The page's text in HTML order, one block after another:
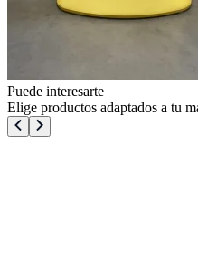
Puede interesarte
Elige productos adaptados a tu